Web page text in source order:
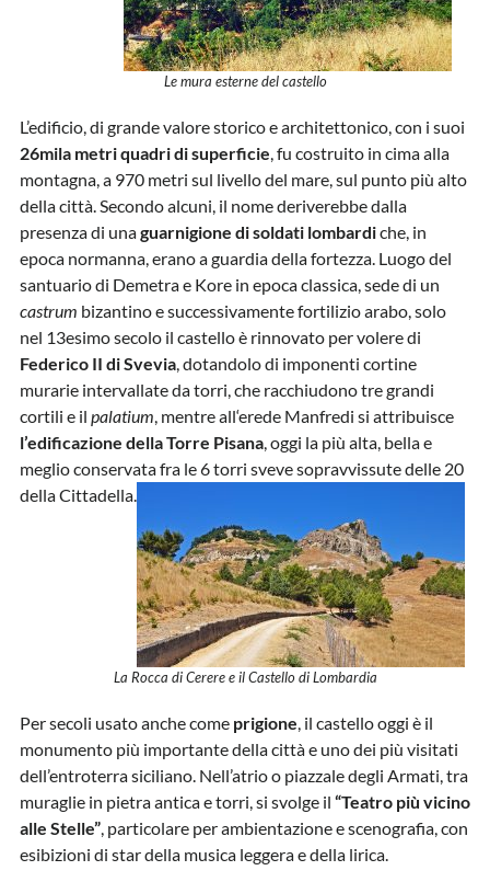
Le mura esterne del castello
L’edificio, di grande valore storico e architettonico, con i suoi
26mila metri quadri di superficie, fu costruito in cima alla
montagna, a 970 metri sul livello del mare, sul punto più alto
della città. Secondo alcuni, il nome deriverebbe dalla
presenza di unaguarnigione di soldati lombardiche, in
epoca normanna, erano a guardia della fortezza. Luogo del
santuario di Demetra e Kore in epoca classica, sede di un
castrum bizantino e successivamente fortilizio arabo, solo
nel 13esimo secolo il castello è rinnovato per volere di
Federico II di Svevia, dotandolo di imponenti cortine
murarie intervallate da torri, che racchiudono tre grandi
cortili e il palatium, mentre all‘erede Manfredi si attribuisce
l’edificazione della Torre Pisana, oggi la più alta, bella e
meglio conservata fra le 6 torri sveve sopravvissute delle 20
della Cittadella.
La Rocca di Cerere e il Castello di Lombardia
Per secoli usato anche come prigione, il castello oggi è il
monumento più importante della città e uno dei più visitati
dell’entroterra siciliano. Nell’atrio o piazzale degli Armati, tra
muraglie in pietra antica e torri, si svolge il “Teatro più vicino
alle Stelle”, particolare per ambientazione e scenografia, con
esibizioni di star della musica leggera e della lirica.